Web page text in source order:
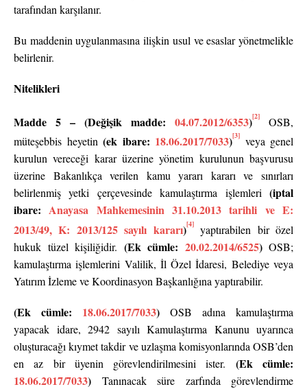
tarafından karşılanır.
Bu maddenin uygulanmasına ilişkin usul ve esaslar yönetmelikle
belirlenir.
Nitelikleri
Madde 5 – (Değişik madde: 04.07.2012/6353)[2]
OSB,
müteşebbis heyetin (ek ibare: 18.06.2017/7033)[3] veya genel
kurulun vereceği karar üzerine yönetim kurulunun başvurusu
üzerine Bakanlıkça verilen kamu yararı kararı ve sınırları
belirlenmiş yetki çerçevesinde kamulaştırma işlemleri (iptal
ibare:Anayasa Mahkemesinin 31.10.2013 tarihli ve E:
2013/49, K: 2013/125 sayılı kararı)[4]yaptırabilen bir özel
hukuk tüzel kişiliğidir. (Ek cümle: 20.02.2014/6525)OSB;
kamulaştırma işlemlerini Valilik, İl Özel İdaresi, Belediye veya
Yatırım İzleme ve Koordinasyon Başkanlığına yaptırabilir.
(Ek cümle: 18.06.2017/7033) OSB adına kamulaştırma
yapacak idare, 2942 sayılı Kamulaştırma Kanunu uyarınca
oluşturacağı kıymet takdir ve uzlaşma komisyonlarında OSB’den
en az bir üyenin görevlendirilmesini ister. (Ek cümle:
18.06.2017/7033) Tanınacak süre zarfında görevlendirme